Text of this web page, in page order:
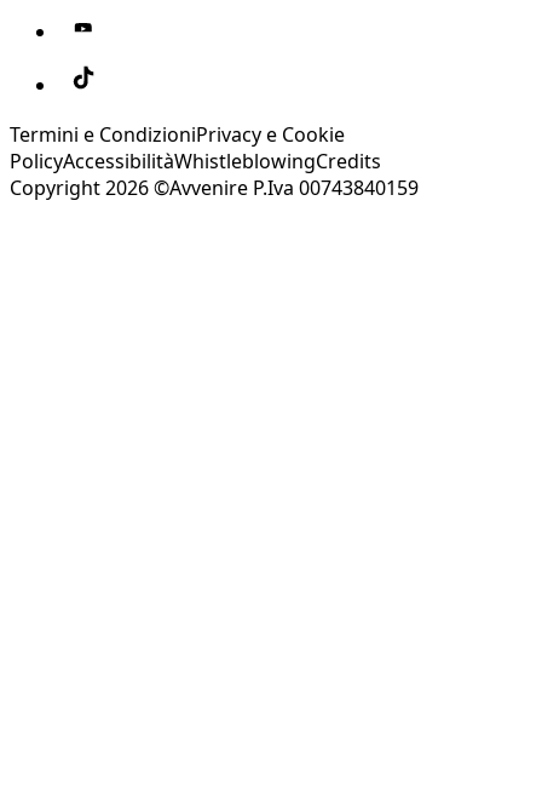
Termini e CondizioniPrivacy e Cookie
PolicyAccessibilitàWhistleblowingCredits
Copyright 2026 ©Avvenire P.Iva 00743840159